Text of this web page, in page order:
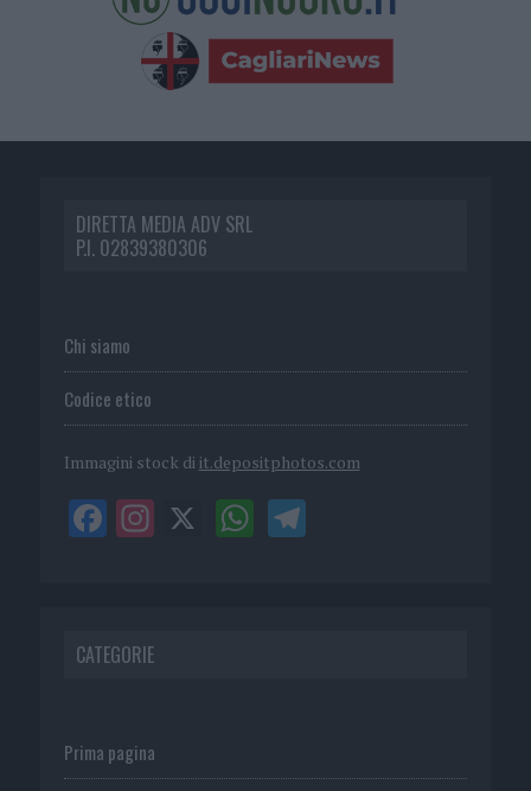
DIRETTA MEDIA ADV SRL
P.I. 02839380306
Chi siamo
Codice etico
Immagini stock di it.depositphotos.com
CATEGORIE
Prima pagina